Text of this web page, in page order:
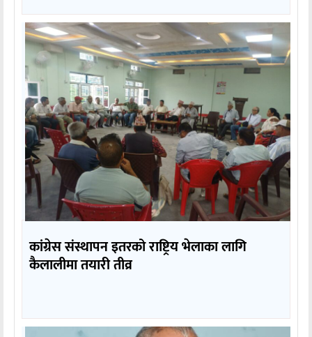
कांग्रेस संस्थापन इतरको राष्ट्रिय भेलाका लागि
कैलालीमा तयारी तीव्र